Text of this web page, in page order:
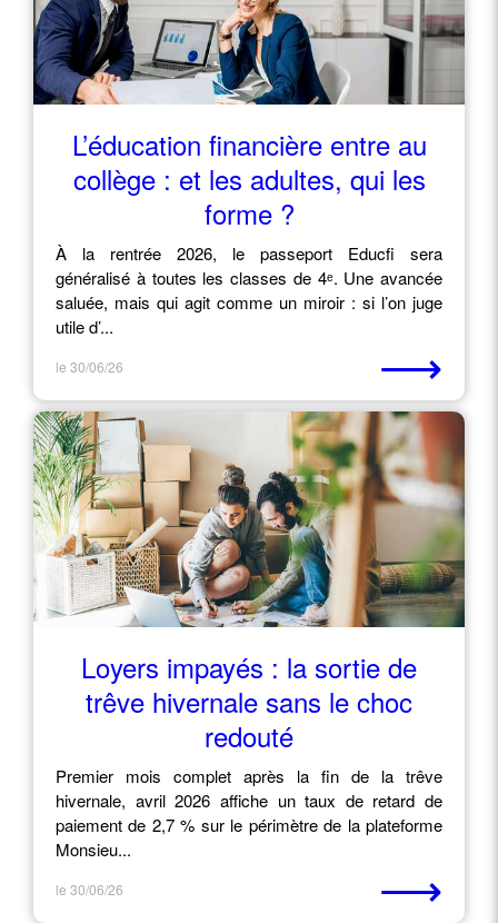
L’éducation financière entre au
collège : et les adultes, qui les
forme ?
À la rentrée 2026, le passeport Educfi sera
généralisé à toutes les classes de 4ᵉ. Une avancée
saluée, mais qui agit comme un miroir : si l’on juge
utile d’...
le 30/06/26 ⟶
Loyers impayés : la sortie de
trêve hivernale sans le choc
redouté
Premier mois complet après la fin de la trêve
hivernale, avril 2026 affiche un taux de retard de
paiement de 2,7 % sur le périmètre de la plateforme
Monsieu...
le 30/06/26 ⟶